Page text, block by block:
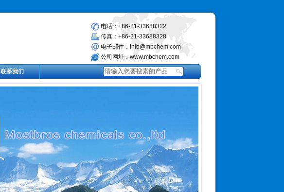
电话：+86-21-33688322
传真：+86-21-33688328
电子邮件：info@mbchem.com
公司网址：www.mbchem.com
联系我们